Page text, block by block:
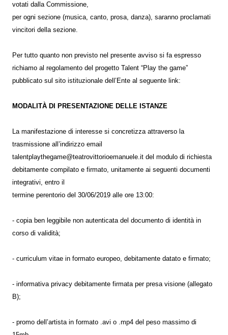
votati dalla Commissione,
per ogni sezione (musica, canto, prosa, danza), saranno proclamati
vincitori della sezione.
Per tutto quanto non previsto nel presente avviso si fa espresso
richiamo al regolamento del progetto Talent “Play the game”
pubblicato sul sito istituzionale dell’Ente al seguente link:
MODALITÀ DI PRESENTAZIONE DELLE ISTANZE
La manifestazione di interesse si concretizza attraverso la
trasmissione all’indirizzo email
talentplaythegame@teatrovittorioemanuele.it del modulo di richiesta
debitamente compilato e firmato, unitamente ai seguenti documenti
integrativi, entro il
termine perentorio del 30/06/2019 alle ore 13:00:
- copia ben leggibile non autenticata del documento di identità in
corso di validità;
- curriculum vitae in formato europeo, debitamente datato e firmato;
- informativa privacy debitamente firmata per presa visione (allegato
B);
- promo dell’artista in formato .avi o .mp4 del peso massimo di